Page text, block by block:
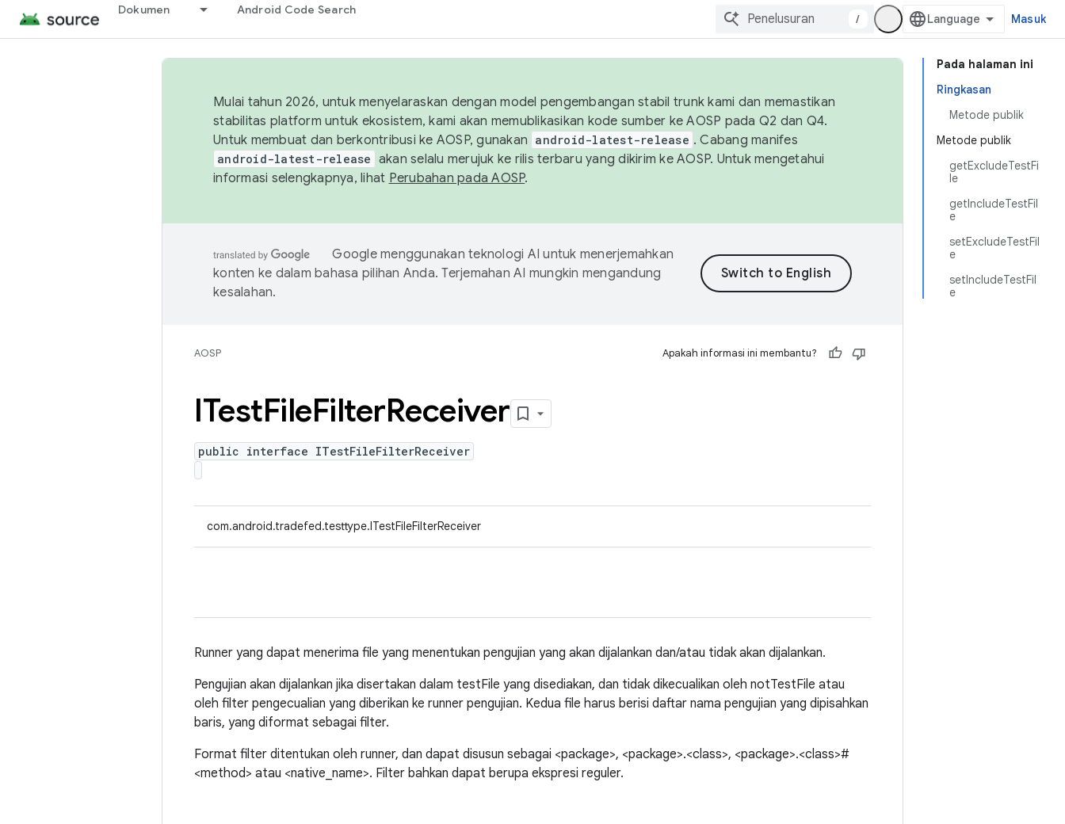
Dokumen Android Code Search
/ Masuk
Pada halaman ini
Ringkasan
Metode publik
Metode publik
getExcludeTestFi
le
getIncludeTestFil
e
setExcludeTestFil
e
setIncludeTestFil
e
Mulai tahun 2026, untuk menyelaraskan dengan model pengembangan stabil trunk kami dan memastikan
stabilitas platform untuk ekosistem, kami akan memublikasikan kode sumber ke AOSP pada Q2 dan Q4.
Untuk membuat dan berkontribusi ke AOSP, gunakan android-latest-release . Cabang manifes
android-latest-release akan selalu merujuk ke rilis terbaru yang dikirim ke AOSP. Untuk mengetahui
informasi selengkapnya, lihat Perubahan pada AOSP.
Google menggunakan teknologi AI untuk menerjemahkan
konten ke dalam bahasa pilihan Anda. Terjemahan AI mungkin mengandung
kesalahan.
AOSP Apakah informasi ini membantu?
ITestFileFilterReceiver
public interface ITestFileFilterReceiver
com.android.tradefed.testtype.ITestFileFilterReceiver
Runner yang dapat menerima file yang menentukan pengujian yang akan dijalankan dan/atau tidak akan dijalankan.
Pengujian akan dijalankan jika disertakan dalam testFile yang disediakan, dan tidak dikecualikan oleh notTestFile atau
oleh filter pengecualian yang diberikan ke runner pengujian. Kedua file harus berisi daftar nama pengujian yang dipisahkan
baris, yang diformat sebagai filter.
Format filter ditentukan oleh runner, dan dapat disusun sebagai <package>, <package>.<class>, <package>.<class>#
<method> atau <native_name>. Filter bahkan dapat berupa ekspresi reguler.